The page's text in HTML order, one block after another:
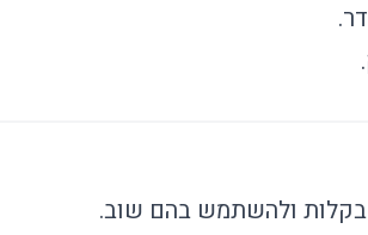
בקלות ולהשתמש בהם שוב.